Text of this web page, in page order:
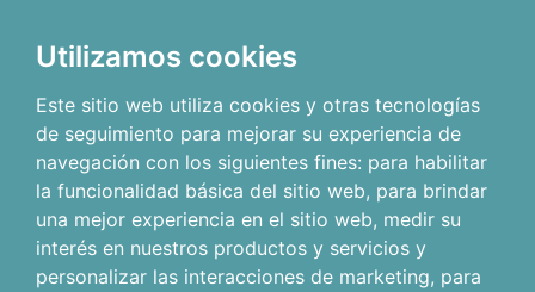
Utilizamos cookies
Este sitio web utiliza cookies y otras tecnologías
de seguimiento para mejorar su experiencia de
navegación con los siguientes fines: para habilitar
la funcionalidad básica del sitio web, para brindar
una mejor experiencia en el sitio web, medir su
interés en nuestros productos y servicios y
personalizar las interacciones de marketing, para